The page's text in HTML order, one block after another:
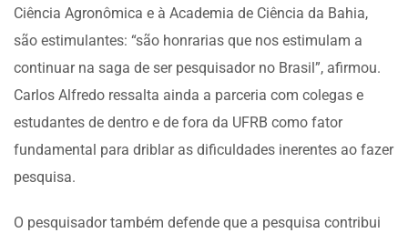
Ciência Agronômica e à Academia de Ciência da Bahia,
são estimulantes: “são honrarias que nos estimulam a
continuar na saga de ser pesquisador no Brasil”, afirmou.
Carlos Alfredo ressalta ainda a parceria com colegas e
estudantes de dentro e de fora da UFRB como fator
fundamental para driblar as dificuldades inerentes ao fazer
pesquisa.
O pesquisador também defende que a pesquisa contribui